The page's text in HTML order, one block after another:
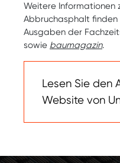
Weitere Informationen
Abbruchasphalt finden
Ausgaben der
sowie baumagazin.
Lesen Sie den
Website von